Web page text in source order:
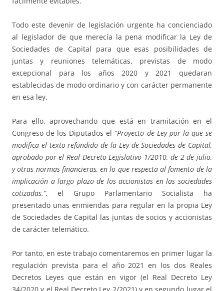
Todo este devenir de legislación urgente ha concienciado
al legislador de que merecía la pena modificar la Ley de
Sociedades de Capital para que esas posibilidades de
juntas y reuniones telemáticas, previstas de modo
excepcional para los años 2020 y 2021 quedaran
establecidas de modo ordinario y con carácter permanente
en esa ley.
Para ello, aprovechando que está en tramitación en el
Congreso de los Diputados el “Proyecto de Ley por la que se
modifica el texto refundido de la Ley de Sociedades de Capital,
aprobado por el Real Decreto Legislativo 1/2010, de 2 de julio,
y otras normas financieras, en lo que respecta al fomento de la
implicación a largo plazo de los accionistas en las sociedades
cotizadas.”, el Grupo Parlamentario Socialista ha
presentado unas enmiendas para regular en la propia Ley
de Sociedades de Capital las juntas de socios y accionistas
de carácter telemático.
Por tanto, en este trabajo comentaremos en primer lugar la
regulación prevista para el año 2021 en los dos Reales
Decretos Leyes que están en vigor (el Real Decreto Ley